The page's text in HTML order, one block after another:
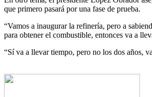
que primero pasará por una fase de prueba.
“Vamos a inaugurar la refinería, pero a
para obtener el combustible, entonces va a
“Sí va a llevar tiempo, pero no los dos años,